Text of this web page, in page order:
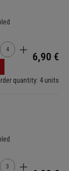
Quantity:
6,90 €
quantity: 4 units
Quantity: